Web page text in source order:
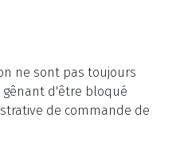
ne sont pas toujours
gênant d'être bloqué
de commande de